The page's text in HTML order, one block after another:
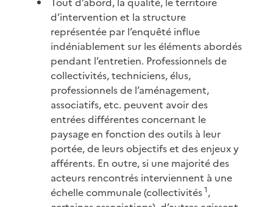
d’intervention et la structure
représentée par l’enquêté influe
indéniablement sur les éléments abordés
pendant l’entretien. Professionnels de
collectivités, techniciens, élus,
professionnels de l’aménagement,
associatifs, etc. peuvent avoir des
entrées différentes concernant le
paysage en fonction des outils à leur
portée, de leurs objectifs et des enjeux y
afférents. En outre, si une majorité des
acteurs rencontrés interviennent à une
échelle communale (collectivités1,